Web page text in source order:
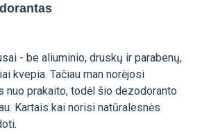
- be aliuminio, druskų ir parabenų,
kvepia. Tačiau man norėjosi
nuo prakaito, todėl šio dezodoranto
Kartais kai norisi natūralesnės